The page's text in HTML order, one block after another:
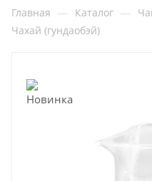
Главная — Каталог —
Чахай (гундаобэй)